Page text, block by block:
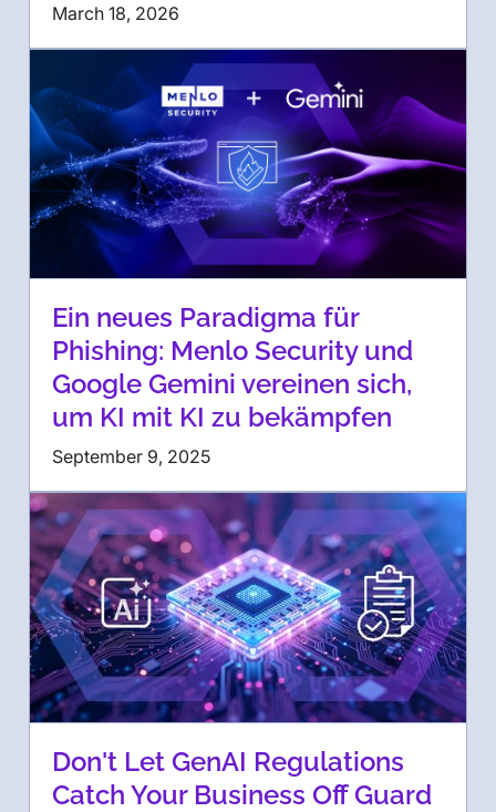
March 18, 2026
Ein neues Paradigma für
Phishing: Menlo Security und
Google Gemini vereinen sich,
um KI mit KI zu bekämpfen
September 9, 2025
Don't Let GenAI Regulations
Catch Your Business Off Guard